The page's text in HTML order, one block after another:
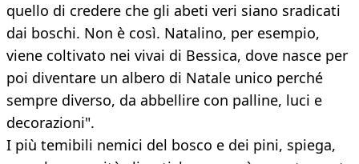
quello di credere che gli abeti veri siano sradicati
dai boschi. Non è così. Natalino, per esempio,
viene coltivato nei vivai di Bessica, dove nasce per
poi diventare un albero di Natale unico perché
sempre diverso, da abbellire con palline, luci e
decorazioni".
I più temibili nemici del bosco e dei pini, spiega,